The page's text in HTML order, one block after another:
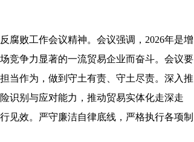
腐败工作会议精神。会议强调，2026年是增
竞争力显著的一流贸易企业而奋斗。会议要
当作为，做到守土有责、守土尽责。深入推
识别与应对能力，推动贸易实体化走深走
见效。严守廉洁自律底线，严格执行各项制